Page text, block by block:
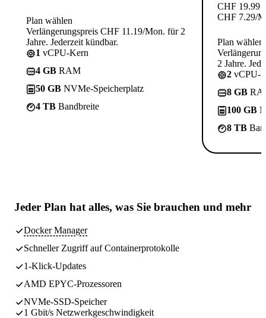
Plan wählen
Verlängerungspreis CHF 11.19/Mon. für 2
Jahre. Jederzeit kündbar.
1 vCPU-Kern
4 GB RAM
50 GB NVMe-Speicherplatz
4 TB Bandbreite
CHF 19.99
CHF 7.29/
Plan wählen
2 Jahre.
2 vCPU-
8 GB
100 GB
8 TB
Jeder Plan hat alles, was Sie brauchen und mehr
Docker Manager
Schneller Zugriff auf Containerprotokolle
1-Klick-Updates
AMD EPYC-Prozessoren
NVMe-SSD-Speicher
1 Gbit/s Netzwerkgeschwindigkeit